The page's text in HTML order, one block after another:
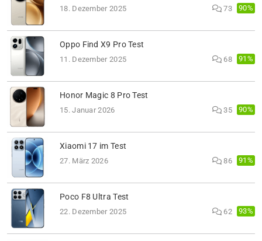
18. Dezember 2025 73 90%
Oppo Find X9 Pro Test
11. Dezember 2025 68 91%
Honor Magic 8 Pro Test
15. Januar 2026 35 90%
Xiaomi 17 im Test
27. März 2026 86 91%
Poco F8 Ultra Test
22. Dezember 2025 62 93%